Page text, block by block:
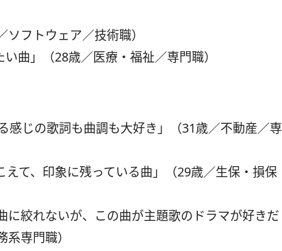
フトウェア／技術職）
曲」（28歳／医療・福祉／専門職）
感じの歌詞も曲調も大好き」（31歳／不動産／専
えて、印象に残っている曲」（29歳／生保・損保
に絞れないが、この曲が主題歌のドラマが好きだ
専門職）